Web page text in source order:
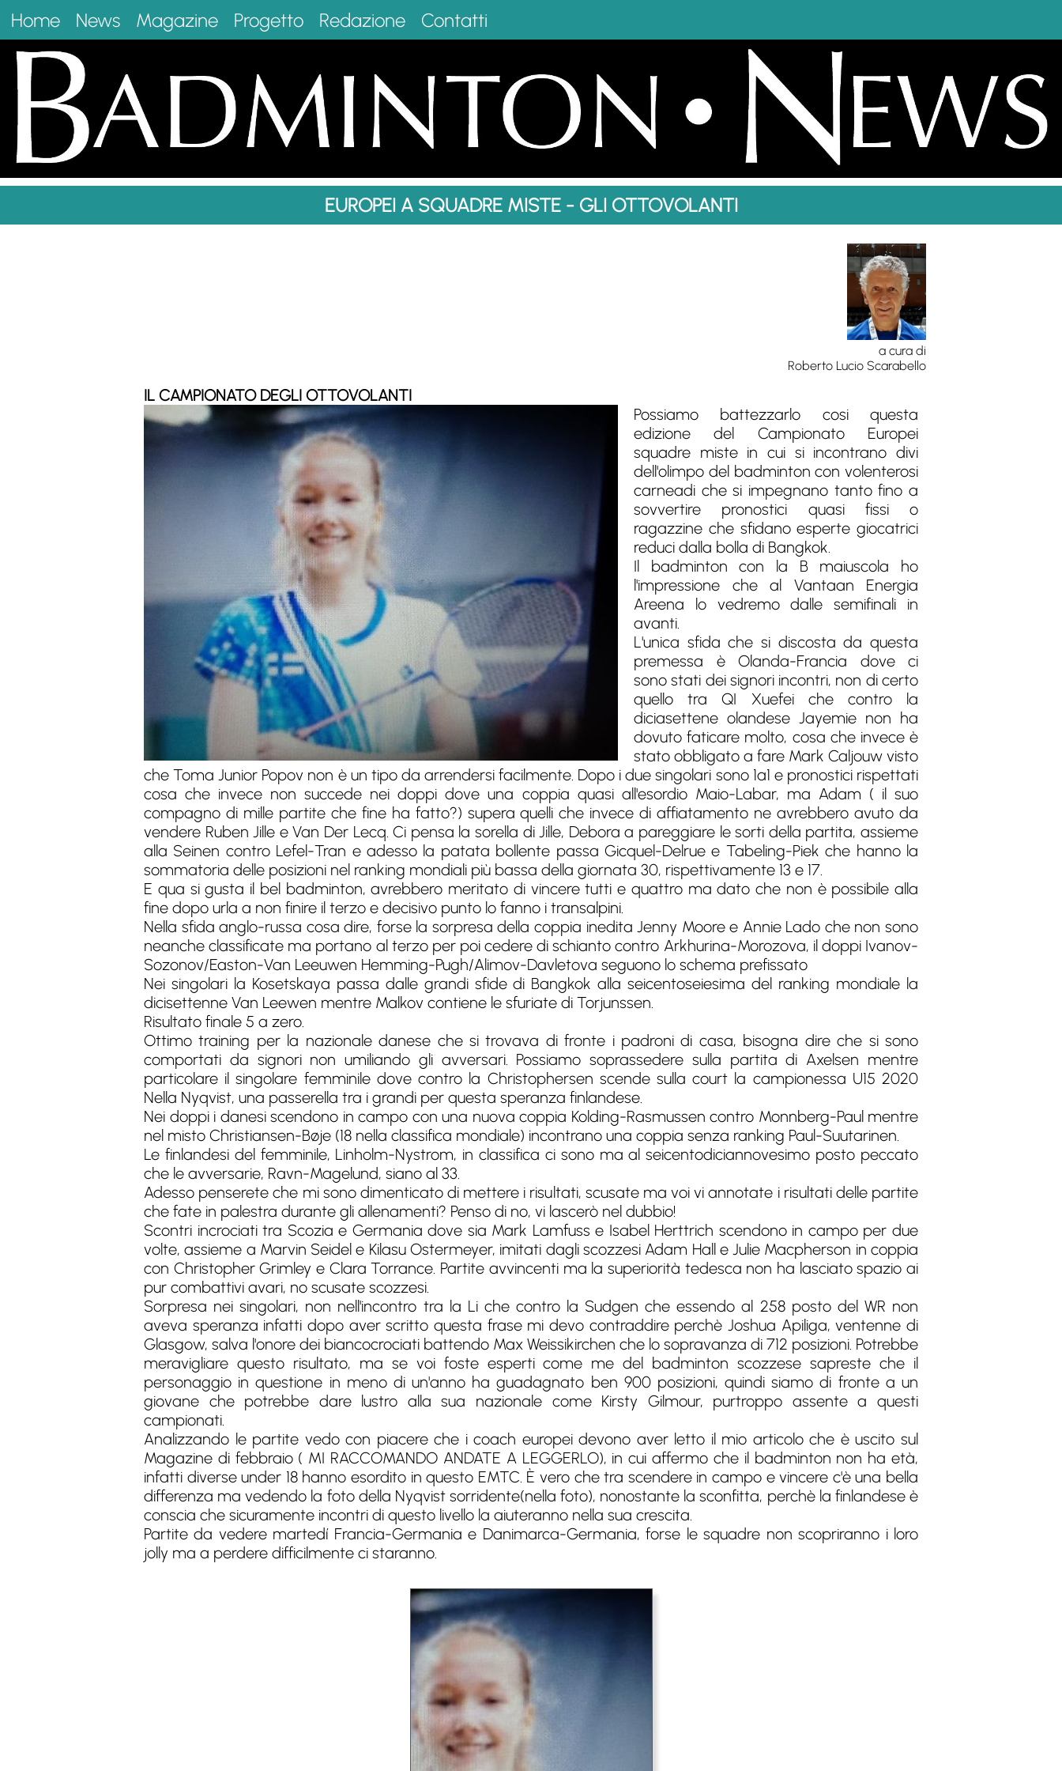
Home News Magazine Progetto Redazione Contatti
EUROPEI A SQUADRE MISTE - GLI OTTOVOLANTI
a cura di
Roberto Lucio Scarabello
IL CAMPIONATO DEGLI OTTOVOLANTI
Possiamo battezzarlo cosi questa
edizione del Campionato Europei
squadre miste in cui si incontrano divi
dell'olimpo del badminton con volenterosi
carneadi che si impegnano tanto fino a
sovvertire pronostici quasi fissi o
ragazzine che sfidano esperte giocatrici
reduci dalla bolla di Bangkok.
Il badminton con la B maiuscola ho
l'impressione che al Vantaan Energia
Areena lo vedremo dalle semifinali in
avanti.
L'unica sfida che si discosta da questa
premessa è Olanda-Francia dove ci
sono stati dei signori incontri, non di certo
quello tra QI Xuefei che contro la
diciasettene olandese Jayemie non ha
dovuto faticare molto, cosa che invece è
stato obbligato a fare Mark Caljouw visto
che Toma Junior Popov non è un tipo da arrendersi facilmente. Dopo i due singolari sono 1a1 e pronostici rispettati
cosa che invece non succede nei doppi dove una coppia quasi all'esordio Maio-Labar, ma Adam ( il suo
compagno di mille partite che fine ha fatto?) supera quelli che invece di affiatamento ne avrebbero avuto da
vendere Ruben Jille e Van Der Lecq. Ci pensa la sorella di Jille, Debora a pareggiare le sorti della partita, assieme
alla Seinen contro Lefel-Tran e adesso la patata bollente passa Gicquel-Delrue e Tabeling-Piek che hanno la
sommatoria delle posizioni nel ranking mondiali più bassa della giornata 30, rispettivamente 13 e 17.
E qua si gusta il bel badminton, avrebbero meritato di vincere tutti e quattro ma dato che non è possibile alla
fine dopo urla a non finire il terzo e decisivo punto lo fanno i transalpini.
Nella sfida anglo-russa cosa dire, forse la sorpresa della coppia inedita Jenny Moore e Annie Lado che non sono
neanche classificate ma portano al terzo per poi cedere di schianto contro Arkhurina-Morozova, il doppi Ivanov-
Sozonov/Easton-Van Leeuwen Hemming-Pugh/Alimov-Davletova seguono lo schema prefissato
Nei singolari la Kosetskaya passa dalle grandi sfide di Bangkok alla seicentoseiesima del ranking mondiale la
dicisettenne Van Leewen mentre Malkov contiene le sfuriate di Torjunssen.
Risultato finale 5 a zero.
Ottimo training per la nazionale danese che si trovava di fronte i padroni di casa, bisogna dire che si sono
comportati da signori non umiliando gli avversari. Possiamo soprassedere sulla partita di Axelsen mentre
particolare il singolare femminile dove contro la Christophersen scende sulla court la campionessa U15 2020
Nella Nyqvist, una passerella tra i grandi per questa speranza finlandese.
Nei doppi i danesi scendono in campo con una nuova coppia Kolding-Rasmussen contro Monnberg-Paul mentre
nel misto Christiansen-Bøje (18 nella classifica mondiale) incontrano una coppia senza ranking Paul-Suutarinen.
Le finlandesi del femminile, Linholm-Nystrom, in classifica ci sono ma al seicentodiciannovesimo posto peccato
che le avversarie, Ravn-Magelund, siano al 33.
Adesso penserete che mi sono dimenticato di mettere i risultati, scusate ma voi vi annotate i risultati delle partite
che fate in palestra durante gli allenamenti? Penso di no, vi lascerò nel dubbio!
Scontri incrociati tra Scozia e Germania dove sia Mark Lamfuss e Isabel Herttrich scendono in campo per due
volte, assieme a Marvin Seidel e Kilasu Ostermeyer, imitati dagli scozzesi Adam Hall e Julie Macpherson in coppia
con Christopher Grimley e Clara Torrance. Partite avvincenti ma la superiorità tedesca non ha lasciato spazio ai
pur combattivi avari, no scusate scozzesi.
Sorpresa nei singolari, non nell'incontro tra la Li che contro la Sudgen che essendo al 258 posto del WR non
aveva speranza infatti dopo aver scritto questa frase mi devo contraddire perchè Joshua Apiliga, ventenne di
Glasgow, salva l'onore dei biancocrociati battendo Max Weissikirchen che lo sopravanza di 712 posizioni. Potrebbe
meravigliare questo risultato, ma se voi foste esperti come me del badminton scozzese sapreste che il
personaggio in questione in meno di un'anno ha guadagnato ben 900 posizioni, quindi siamo di fronte a un
giovane che potrebbe dare lustro alla sua nazionale come Kirsty Gilmour, purtroppo assente a questi
campionati.
Analizzando le partite vedo con piacere che i coach europei devono aver letto il mio articolo che è uscito sul
Magazine di febbraio ( MI RACCOMANDO ANDATE A LEGGERLO), in cui affermo che il badminton non ha età,
infatti diverse under 18 hanno esordito in questo EMTC. È vero che tra scendere in campo e vincere c'è una bella
differenza ma vedendo la foto della Nyqvist sorridente(nella foto), nonostante la sconfitta, perchè la finlandese è
conscia che sicuramente incontri di questo livello la aiuteranno nella sua crescita.
Partite da vedere martedí Francia-Germania e Danimarca-Germania, forse le squadre non scopriranno i loro
jolly ma a perdere difficilmente ci staranno.